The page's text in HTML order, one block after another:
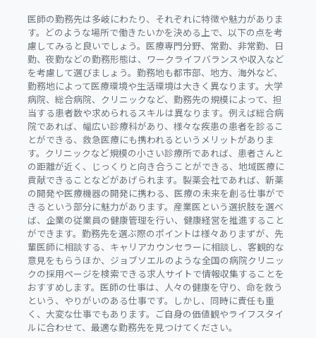
医師の勤務先は多岐にわたり、それぞれに特徴や魅力がありま
す。どのような場所で働きたいかを決める上で、以下の点を考
慮してみると良いでしょう。医療専門分野、常勤、非常勤、日
勤、夜勤などの勤務形態は、ワークライフバランスや収入など
を考慮して選びましょう。勤務地も都市部、地方、海外など、
勤務地によって医療環境や生活環境は大きく異なります。大学
病院、総合病院、クリニックなど、勤務先の規模によって、担
当する患者数や求められるスキルは異なります。例えば総合病
院であれば、幅広い診療科があり、様々な疾患の患者を診るこ
とができる、救急医療にも携われるというメリットがありま
す。クリニックなど規模の小さい診療所であれば、患者さんと
の距離が近く、じっくりと向き合うことができる、地域医療に
貢献できることなどがあげられます。製薬会社であれば、新薬
の開発や医療機器の開発に携わる、医療の未来を創る仕事がで
きるという部分に魅力があります。産業医という選択肢を選べ
ば、企業の従業員の健康管理を行い、健康経営を推進すること
ができます。勤務先を選ぶ際のポイントは様々ありまずが、先
輩医師に相談する、キャリアカウンセラーに相談し、客観的な
意見をもらうほか、ジョブソエルのような全国の病院クリニッ
クの採用ページを検索できる求人サイトで情報収集することを
おすすめします。医師の仕事は、人々の健康を守り、命を救う
という、やりがいのある仕事です。しかし、同時に責任も重
く、大変な仕事でもあります。ご自身の価値観やライフスタイ
ルに合わせて、最適な勤務先を見つけてください。